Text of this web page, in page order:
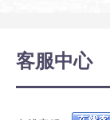
客服中心